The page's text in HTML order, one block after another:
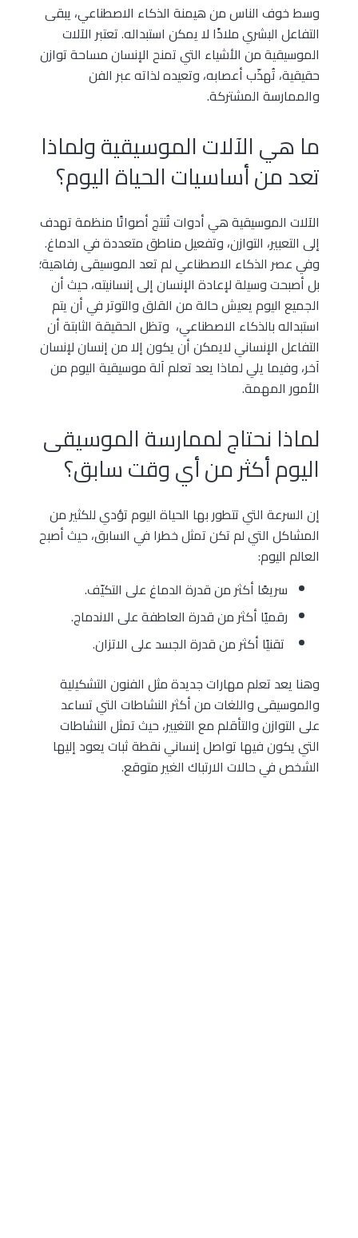
وسط خوف الناس من هيمنة الذكاء الاصطناعي، يبقى
التفاعل البشري ملاذًا لا يمكن استبداله. تعتبر الآلات
الموسيقية من الأشياء التي تمنح الإنسان مساحة توازن
حقيقية، تُهذّب أعصابه، وتعيده لذاته عبر الفن
والممارسة المشتركة.
ما هي الآلات الموسيقية ولماذا
تعد من أساسيات الحياة اليوم؟
الآلات الموسيقية هي أدوات تُنتج أصواتًا منظمة تهدف
إلى التعبير، التوازن، وتفعيل مناطق متعددة في الدماغ.
وفي عصر الذكاء الاصطناعي لم تعد الموسيقى رفاهية؛
بل أصبحت وسيلة لإعادة الإنسان إلى إنسانيته، حيث أن
الجميع اليوم يعيش حالة من القلق والتوتر في أن يتم
استبداله بالذكاء الاصطناعي، وتظل الحقيقة الثابتة أن
التفاعل الإنساني لايمكن أن يكون إلا من إنسان لإنسان
آخر، وفيما يلي لماذا يعد تعلم آلة موسيقية اليوم من
الأمور المهمة.
لماذا نحتاج لممارسة الموسيقى
اليوم أكثر من أي وقت سابق؟
إن السرعة التي تتطور بها الحياة اليوم تؤدي للكثير من
المشاكل التي لم تكن تمثل خطرا في السابق، حيث أصبح
العالم اليوم:
سريعًا أكثر من قدرة الدماغ على التكيّف.
رقميًا أكثر من قدرة العاطفة على الاندماج.
تقنيًا أكثر من قدرة الجسد على الاتزان.
وهنا يعد تعلم مهارات جديدة مثل الفنون التشكيلية
والموسيقى واللغات من أكثر النشاطات التي تساعد
على التوازن والتأقلم مع التغيير، حيث تمثل النشاطات
التي يكون فيها تواصل إنساني نقطة ثبات يعود إليها
الشخص في حالات الارتباك الغير متوقع.